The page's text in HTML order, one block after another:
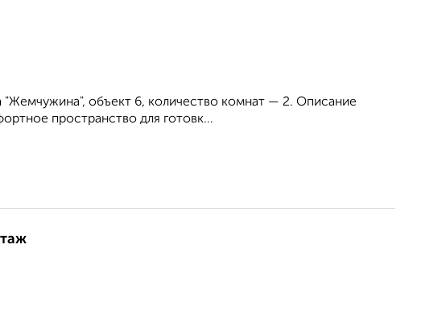
объект 6, количество комнат — 2. Описание
пространство для готовк...